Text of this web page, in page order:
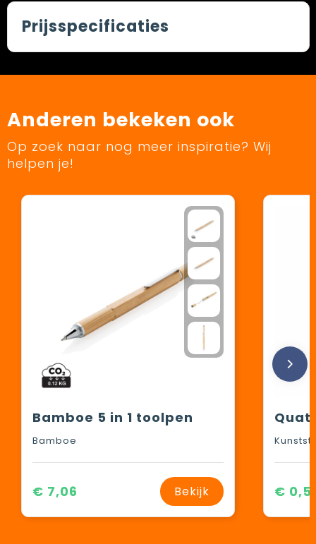
Prijsspecificaties
Anderen bekeken ook
Op zoek naar nog meer inspiratie? Wij
helpen je!
Bamboe 5 in 1 toolpen
Bamboe
€ 7,06 Bekijk €